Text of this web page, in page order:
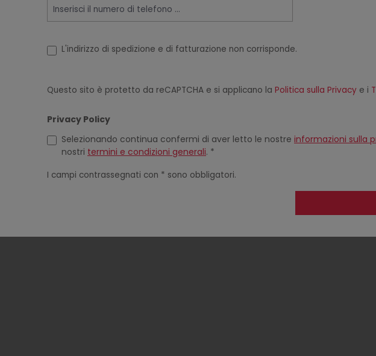
L'indirizzo di spedizione e di fatturazione non corrisponde.
Questo sito è protetto da reCAPTCHA e si applicano la Politica sulla Privacy e i
Privacy Policy
Selezionando continua confermi di aver letto le nostre informazioni sulla
nostri termini e condizioni generali . *
I campi contrassegnati con * sono obbligatori.